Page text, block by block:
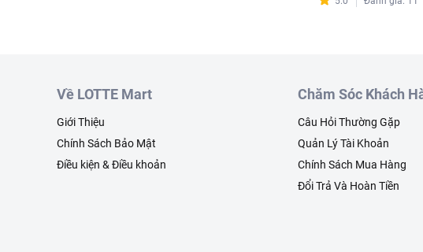
Thông tin từ LOTTE MART:
Đơn giá sản phẩm chưa gồm
chính sách tại: https://
Chính sách bảo hành sản phẩm
Về LOTTE Mart
Giới Thiệu
Chính Sách Bảo Mật
Điều kiện & Điều khoản
Chăm Sóc Khách
Câu Hỏi Thường Gặp
Quản Lý Tài Khoản
Chính Sách Mua Hàng
Đổi Trả Và Hoàn Tiền